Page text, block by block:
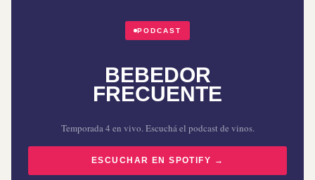
PODCAST
BEBEDOR
FRECUENTE
Temporada 4 en vivo. Escuchá el podcast de vinos.
ESCUCHAR EN SPOTIFY →